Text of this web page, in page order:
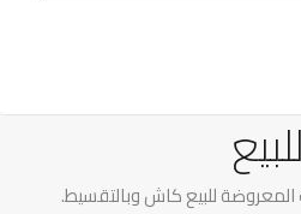
للبيع
للبيع كاش وبالتقسيط.